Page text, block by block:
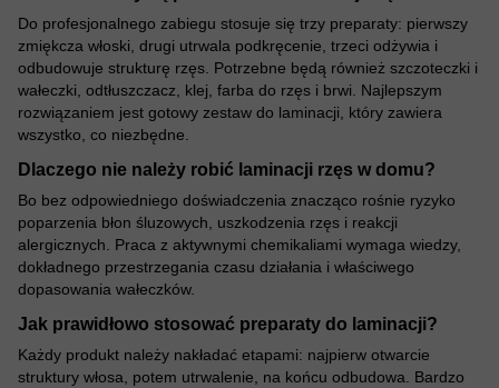
Do profesjonalnego zabiegu stosuje się trzy preparaty: pierwszy
zmiękcza włoski, drugi utrwala podkręcenie, trzeci odżywia i
odbudowuje strukturę rzęs. Potrzebne będą również szczoteczki i
wałeczki, odtłuszczacz, klej, farba do rzęs i brwi. Najlepszym
rozwiązaniem jest gotowy zestaw do laminacji, który zawiera
wszystko, co niezbędne.
Dlaczego nie należy robić laminacji rzęs w domu?
Bo bez odpowiedniego doświadczenia znacząco rośnie ryzyko
poparzenia błon śluzowych, uszkodzenia rzęs i reakcji
alergicznych. Praca z aktywnymi chemikaliami wymaga wiedzy,
dokładnego przestrzegania czasu działania i właściwego
dopasowania wałeczków.
Jak prawidłowo stosować preparaty do laminacji?
Każdy produkt należy nakładać etapami: najpierw otwarcie
struktury włosa, potem utrwalenie, na końcu odbudowa. Bardzo